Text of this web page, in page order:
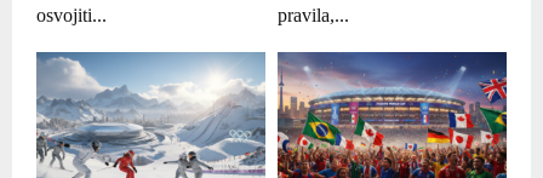
osvojiti...
pravila,...